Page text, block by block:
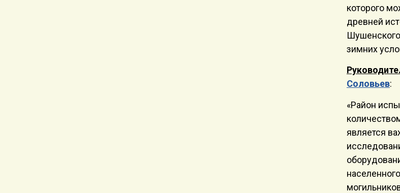
которого
древней
зимних
Соловьев:
«Район
является